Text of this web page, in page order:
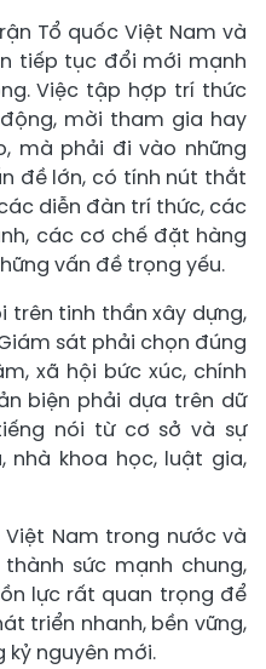
Tổ quốc Việt Nam và
tiếp tục đổi mới mạnh
Việc tập hợp trí thức
mời tham gia hay
mà phải đi vào những
đề lớn, có tính nút thắt
diễn đàn trí thức, các
các cơ chế đặt hàng
vấn đề trọng yếu.
trên tinh thần xây dựng,
sát phải chọn đúng
xã hội bức xúc, chính
biện phải dựa trên dữ
nói từ cơ sở và sự
nhà khoa học, luật gia,
Nam trong nước và
sức mạnh chung,
lực rất quan trọng để
triển nhanh, bền vững,
nguyên mới.